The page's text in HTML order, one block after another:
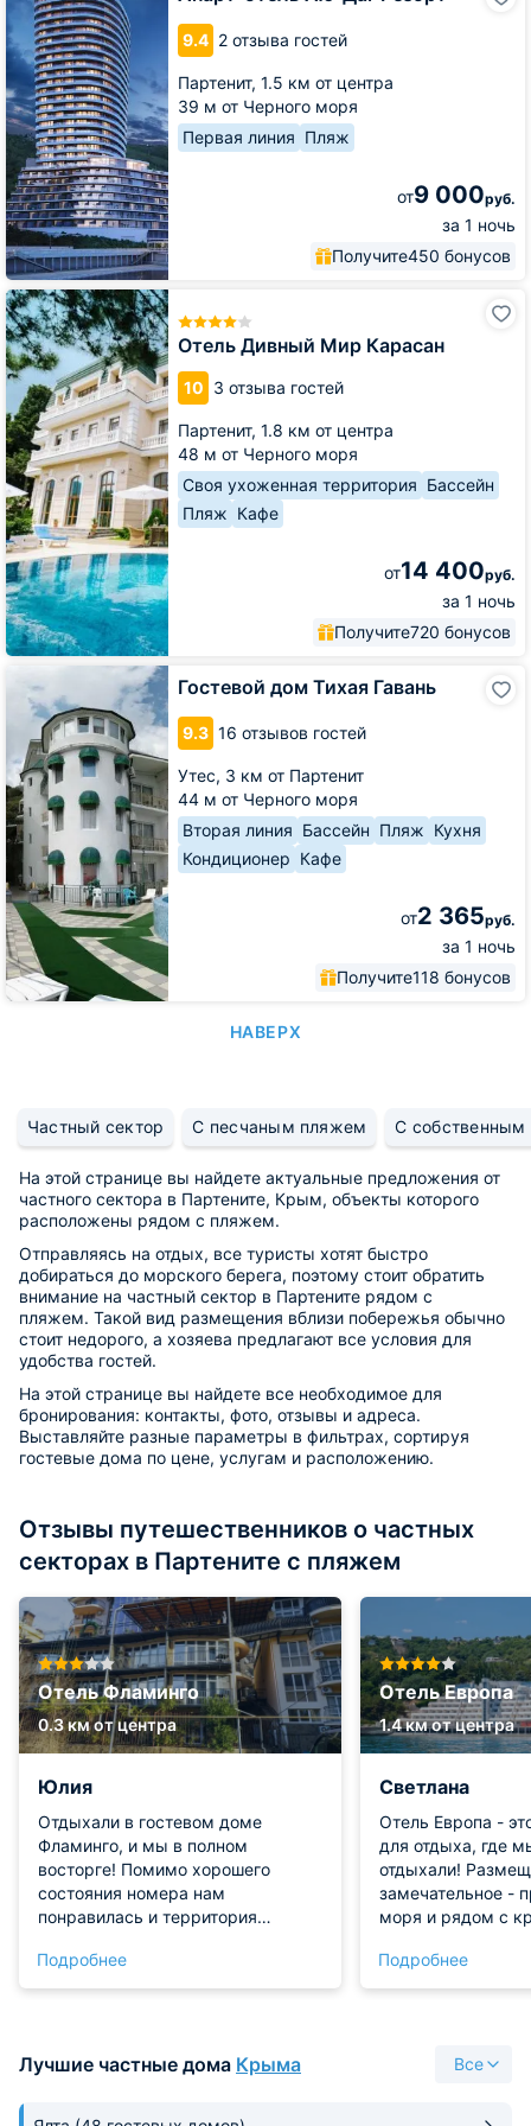
9.4 2 отзыва гостей
Партенит, 1.5 км от центра
39 м от Черного моря
Первая линия Пляж
от9 000руб.
за 1 ночь
Получите450 бонусов
Даг
Резорт
Отель Дивный Мир Карасан
10 3 отзыва гостей
Партенит, 1.8 км от центра
48 м от Черного моря
Своя ухоженная территория Бассейн
Пляж Кафе
от14 400руб.
за 1 ночь
Получите720 бонусов
Отель
Дивный
Мир
Карасан
Гостевой дом Тихая Гавань
9.3 16 отзывов гостей
Утес, 3 км от Партенит
44 м от Черного моря
Вторая линия Бассейн Пляж Кухня
Кондиционер Кафе
от2 365руб.
за 1 ночь
Получите118 бонусов
дом
Тихая
Гавань
НАВЕРХ
Частный сектор С песчаным пляжем С
На этой странице вы найдете актуальные предложения от
частного сектора в Партените, Крым, объекты которого
расположены рядом с пляжем.
Отправляясь на отдых, все туристы хотят быстро
добираться до морского берега, поэтому стоит обратить
внимание на частный сектор в Партените рядом с
пляжем. Такой вид размещения вблизи побережья обычно
стоит недорого, а хозяева предлагают все условия для
удобства гостей.
На этой странице вы найдете все необходимое для
бронирования: контакты, фото, отзывы и адреса.
Выставляйте разные параметры в фильтрах, сортируя
гостевые дома по цене, услугам и расположению.
Отзывы путешественников о частных
секторах в Партените с пляжем
Отель Фламинго
0.3 км от центра
Юлия
Отдыхали в гостевом доме
Фламинго, и мы в полном
восторге! Помимо хорошего
состояния номера нам
понравилась и территория
терраса со смотровой площадкой
просто восторг! На террасе
Но больше всего покорили
безумно красивые виды. Также
Подробнее
Отель Европа
1.4 км от центра
Светлана
Отель Европа -
для отдыха, где
отдыхали!
замечательное -
моря и рядом с
семейная пара
насладиться
или вино на
Подробнее
Лучшие частные дома Крыма Все